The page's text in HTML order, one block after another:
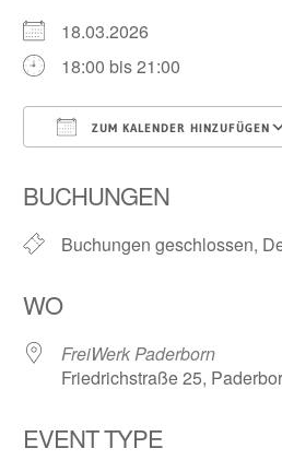
18.03.2026
18:00 bis 21:00
ZUM KALENDER HINZUFÜGEN
BUCHUNGEN
Buchungen geschlossen,
WO
FreiWerk Paderborn
Friedrichstraße 25,
EVENT TYPE